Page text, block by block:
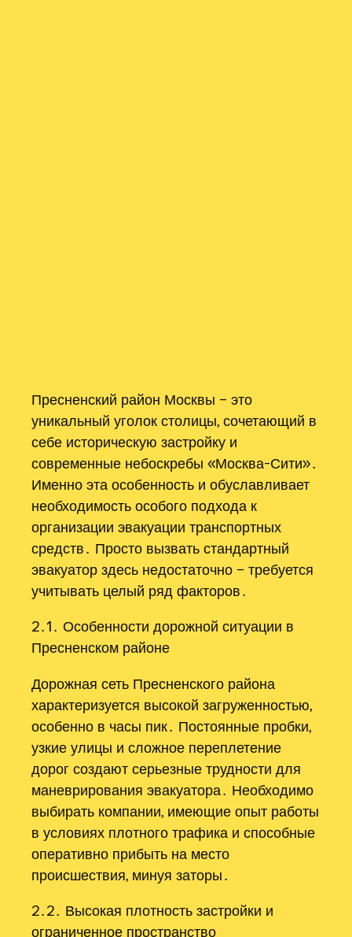
Пресненский район Москвы – это
уникальный уголок столицы, сочетающий в
себе историческую застройку и
современные небоскребы «Москва-Сити»․
Именно эта особенность и обуславливает
необходимость особого подхода к
организации эвакуации транспортных
средств․ Просто вызвать стандартный
эвакуатор здесь недостаточно – требуется
учитывать целый ряд факторов․
2․1․ Особенности дорожной ситуации в
Пресненском районе
Дорожная сеть Пресненского района
характеризуется высокой загруженностью,
особенно в часы пик․ Постоянные пробки,
узкие улицы и сложное переплетение
дорог создают серьезные трудности для
маневрирования эвакуатора․ Необходимо
выбирать компании, имеющие опыт работы
в условиях плотного трафика и способные
оперативно прибыть на место
происшествия, минуя заторы․
2․2․ Высокая плотность застройки и
ограниченное пространство